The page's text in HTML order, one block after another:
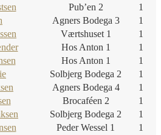
Pub’en 2
1
Agners Bodega 3
1
Værtshuset 1
1
Hos Anton 1
1
Hos Anton 1
1
Solbjerg Bodega 2
1
Agners Bodega 4
1
Brocaféen 2
1
Solbjerg Bodega 2
1
Peder Wessel 1
1